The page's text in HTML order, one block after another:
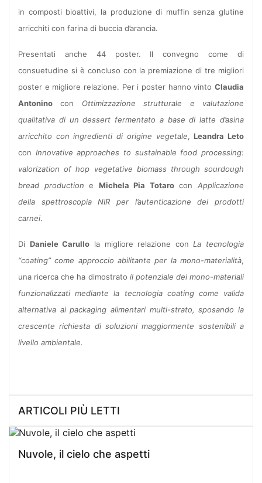
in composti bioattivi, la produzione di muffin senza glutine
arricchiti con farina di buccia d’arancia.
Presentati anche 44 poster. Il convegno come di
consuetudine si è concluso con la premiazione di tre migliori
poster e migliore relazione. Per i poster hanno vinto Claudia
Antonino con Ottimizzazione strutturale e valutazione
qualitativa di un dessert fermentato a base di latte d’asina
arricchito con ingredienti di origine vegetale,Leandra Leto
con Innovative approaches to sustainable food processing:
valorization of hop vegetative biomass through sourdough
bread production e Michela Pia TotaroconApplicazione
della spettroscopia NIR per l’autenticazione dei prodotti
carnei.
Di Daniele Carullo la migliore relazione conLa tecnologia
“coating” come approccio abilitante per la mono-materialità,
una ricerca che ha dimostrato il potenziale dei mono-materiali
funzionalizzati mediante la tecnologia coating come valida
alternativa ai packaging alimentari multi-strato, sposando la
crescente richiesta di soluzioni maggiormente sostenibili a
livello ambientale.
ARTICOLI PIÙ LETTI
Nuvole, il cielo che aspetti